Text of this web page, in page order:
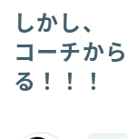
しかし、
コーチか
る！！！